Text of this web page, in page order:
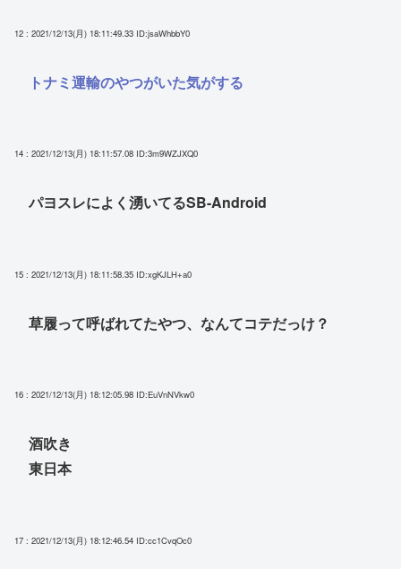
12 : 2021/12/13(月) 18:11:49.33 ID:jsaWhbbY0
トナミ運輸のやつがいた気がする
14 : 2021/12/13(月) 18:11:57.08 ID:3m9WZJXQ0
パヨスレによく湧いてるSB-Android
15 : 2021/12/13(月) 18:11:58.35 ID:xgKJLH+a0
草履って呼ばれてたやつ、なんてコテだっけ？
16 : 2021/12/13(月) 18:12:05.98 ID:EuVnNVkw0
酒吹き
東日本
17 : 2021/12/13(月) 18:12:46.54 ID:cc1CvqOc0